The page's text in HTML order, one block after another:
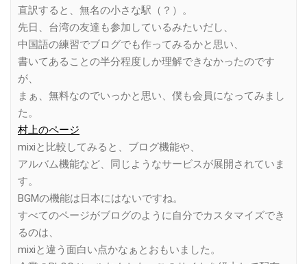
直訳すると、無名の小さな駅（？）。
先日、台湾の友達も参加しているみたいだし、
中国語の練習でブログでも作ってみるかと思い、
書いてあることの半分程度しか理解できなかったのです
が、
まぁ、無料なのでいっかと思い、僕も会員になってみまし
た。
村上のページ
mixiと比較してみると、ブログ機能や、
アルバム機能など、同じようなサービスが展開されていま
す。
BGMの機能は日本にはないですね。
すべてのページがブログのように自分でカスタマイズでき
るのは、
mixiと違う面白い点かなぁとおもいました。